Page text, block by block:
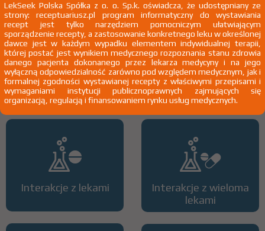
Wszystkie dawki leku
Interakcje z lekami
ATC
Interakcje z wieloma
lekami
LekSeek Polska Spółka z o. o. Sp.k. oświadcza, że udostępniany ze
strony: receptuariusz.pl program informatyczny do wystawiania
recept jest tylko narzędziem pomocniczym ułatwiającym
sporządzenie recepty, a zastosowanie konkretnego leku w określonej
dawce jest w każdym wypadku elementem indywidualnej terapii,
której postać jest wynikiem medycznego rozpoznania stanu zdrowia
danego pacjenta dokonanego przez lekarza medycyny i na jego
wyłączną odpowiedzialność zarówno pod względem medycznym, jak i
formalnej zgodności wystawianej recepty z właściwymi przepisami i
wymaganiami instytucji publicznoprawnych zajmujących się
organizacją, regulacją i finansowaniem rynku usług medycznych.